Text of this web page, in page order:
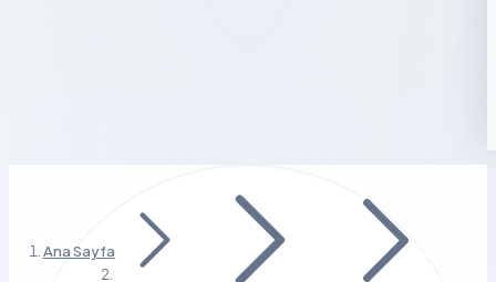
Ana Sayfa